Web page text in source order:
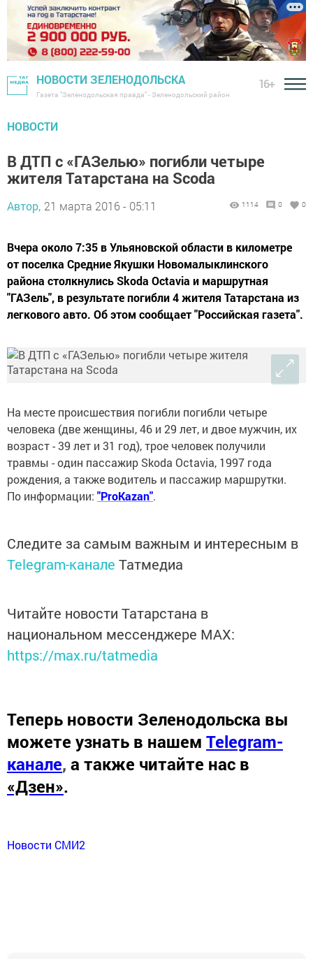
НОВОСТИ ЗЕЛЕНОДОЛЬСКА
Газета "Зеленодольская правда" - Зеленодольский район
16+
НОВОСТИ
В ДТП с «ГАЗелью» погибли четыре
жителя Татарстана на Scoda
Автор, 21 марта 2016 - 05:11 1114 0 0
Вчера около 7:35 в Ульяновской области в километре
от поселка Средние Якушки Новомалыклинского
района столкнулись Skoda Octavia и маршрутная
"ГАЗель", в результате погибли 4 жителя Татарстана из
легкового авто. Об этом сообщает "Российская газета".
На месте происшествия погибли погибли четыре
человека (две женщины, 46 и 29 лет, и двое мужчин, их
возраст - 39 лет и 31 год), трое человек получили
травмы - один пассажир Skoda Octavia, 1997 года
рождения, а также водитель и пассажир маршрутки.
По информации: "ProKazan".
Следите за самым важным и интересным в
Telegram-канале Татмедиа
Читайте новости Татарстана в
национальном мессенджере MАХ:
https://max.ru/tatmedia
Теперь новости Зеленодольска вы
можете узнать в нашем Telegram-
канале, а также читайте нас в
«Дзен».
Новости СМИ2